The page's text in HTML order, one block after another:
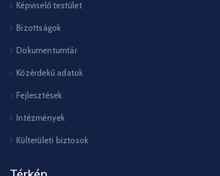
Képviselő testület
Bizottságok
Dokumentumtár
Közérdekű adatok
Fejlesztések
Intézmények
Külterületi biztosok